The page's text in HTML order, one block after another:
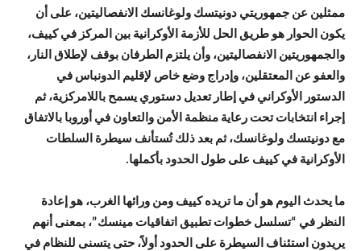
ممثلين عن جمهوريتي دونيتسك ولوغانسك الانفصاليتين، على أن
يكون الحوار هو طريق الحل للأزمة الأوكرانية بين المركز في كييف،
والجمهوريتين الانفصاليتين، وأن يلتزم الطرفان بوقف لإطلاق النار،
والعفو عن المعتقلين، وإدراج وضع خاص لإقليم الدونباس في
الدستور الأوكراني في إطار تعديل دستوري يسمح باللامركزية، ثم
إجراء انتخابات تحت رعاية منظمة الأمن والتعاون في أوروبا بالاتفاق
مع دونيتسك ولوغانسك، ثم بعد ذلك تُستأنف سيطرة السلطات
الأوكرانية في كييف على طول الحدود بأكملها.
ما يحدث اليوم هو أن ما تريده كييف ومن ورائها الغرب، هو إعادة
النظر في “تسلسل خطوات تطبيق اتفاقيات مينسك”، بمعنى أنهم
يريدون استئناف السيطرة على الحدود أولاً، حتى يتسنى للنظام في